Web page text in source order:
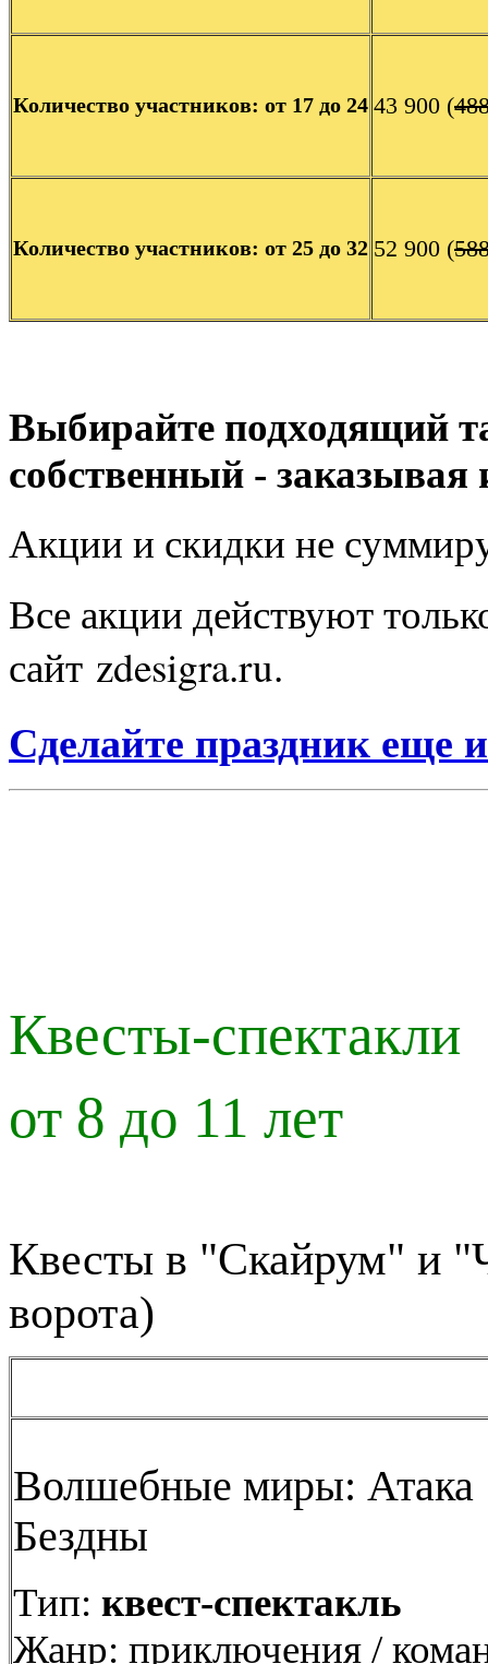
Количество участников: от 17 до 24 43 900 (
Количество участников: от 25 до 32 52 900 (
Выбирайте подходящий
собственный -
Акции и скидки не
Все акции действуют
сайт zdesigra.ru.
Сделайте праздник еще
Квесты-спектакли
от 8 до 11 лет
Квесты в "Скайрум" и
ворота)
Волшебные миры: Атака
Бездны
Тип: квест-спектакль
Жанр: приключения /